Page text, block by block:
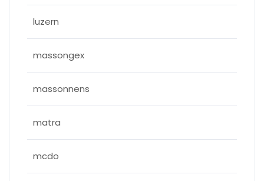
luzern
massongex
massonnens
matra
mcdo